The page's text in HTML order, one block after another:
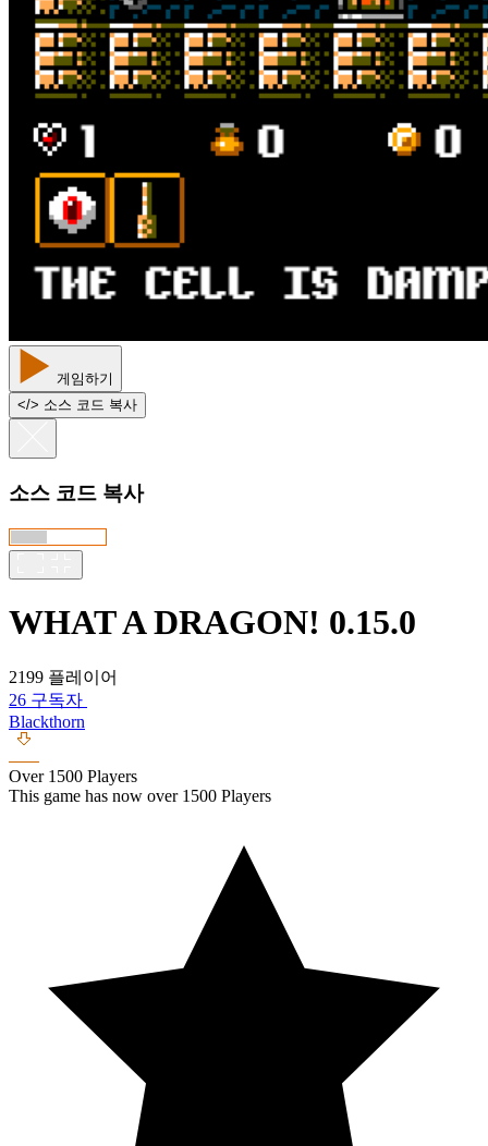
게임하기
</> 소스 코드 복사
소스 코드 복사
WHAT A DRAGON! 0.15.0
2199 플레이어
26 구독자
Blackthorn
Over 1500 Players
This game has now over 1500 Players